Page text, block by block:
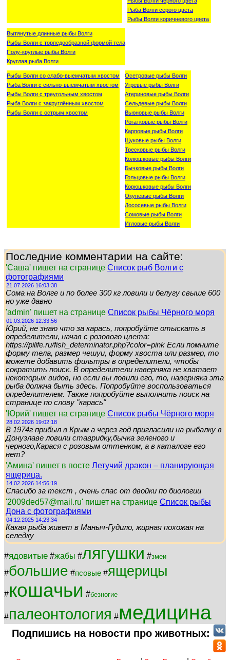
Рыба Волги серого цвета
Рыбы Волги коричневого цвета
Вытянутые длинные рыбы Волги
Рыбы Волги с торпедообразной формой тела
Полу-круглые рыбы Волги
Круглая рыба Волги
Рыбы Волги со слабо-выемчатым хвостом
Рыба Волги с сильно-выемчатым хвостом
Рыбы Волги с треугольным хвостом
Рыба Волги с закруглённым хвостом
Рыбы Волги с острым хвостом
Осетровые рыбы Волги
Угревые рыбы Волги
Атериновые рыбы Волги
Сельдевые рыбы Волги
Вьюновые рыбы Волги
Рогатковые рыбы Волги
Карповые рыбы Волги
Щуковые рыбы Волги
Тресковые рыбы Волги
Колюшковые рыбы Волги
Бычковые рыбы Волги
Гольцовые рыбы Волги
Корюшковые рыбы Волги
Окуневые рыбы Волги
Лососевые рыбы Волги
Сомовые рыбы Волги
Игловые рыбы Волги
Последние комментарии на сайте:
'Саша' пишет на странице Список рыб Волги с
фотографиями
21.07.2026 16:03:38
Сома на Волге и по более 300 кг ловили и белугу свыше 600
но уже давно
'admin' пишет на странице Список рыбы Чёрного моря
01.03.2026 12:33:56
Юрий, не знаю что за карась, попробуйте отыскать в
определители, начав с розового цвета:
https://pilife.ru/fish_determinator.php?color=pink Если помните
форму тела, размер чешуи, форму хвоста или размер, то
можете добавить фильтры в определители, чтобы
сократить поиск. В определители наверняка не хватает
некоторых видов, но если вы ловили его, то, наверняка эта
рыба должна быть здесь. Попробуйте воспользоваться
определителем. Также попробуйте выполнить поиск на
странице по слову "карась"
'Юрий' пишет на странице Список рыбы Чёрного моря
28.02.2026 19:02:18
В 1974г прибыл в Крым а через год пригласили на рыбалку в
Донузлаве ловили ставридку,бычка зеленого и
черного,Карася с розовым оттенком, а в каталоге его
нет?
'Амина' пишет в посте Летучий дракон – планирующая
ящерица.
14.02.2026 14:56:19
Спасибо за текст , очень спас от двойки по биологии
'2009ded57@mail.ru' пишет на странице Список рыбы
Дона с фотографиями
04.12.2025 14:23:34
Какая рыба живет в Маныч-Гудило, жирная похожая на
селедку
#ядовитые #жабы #лягушки #змеи
#большие #псовые #ящерицы
#кошачьи #безногие
#палеонтология #медицина
Подпишись на новости про животных: